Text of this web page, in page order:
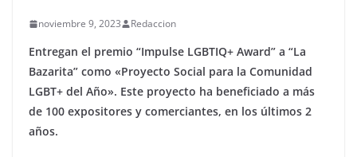
noviembre 9, 2023 Redaccion
Entregan el premio “Impulse LGBTIQ+ Award” a “La
Bazarita” como «Proyecto Social para la Comunidad
LGBT+ del Año». Este proyecto ha beneficiado a más
de 100 expositores y comerciantes, en los últimos 2
años.